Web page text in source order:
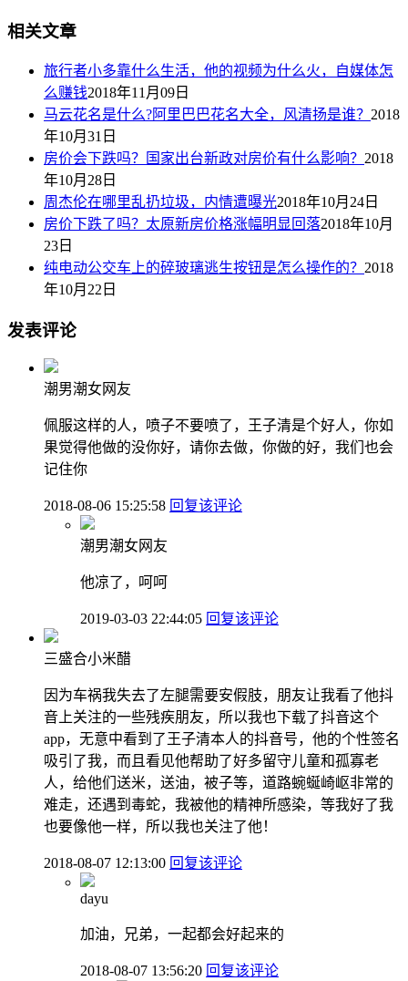
相关文章
旅行者小多靠什么生活，他的视频为什么火，自媒体怎
么赚钱2018年11月09日
马云花名是什么?阿里巴巴花名大全，风清扬是谁？ 2018
年10月31日
房价会下跌吗？国家出台新政对房价有什么影响？ 2018
年10月28日
周杰伦在哪里乱扔垃圾，内情遭曝光2018年10月24日
房价下跌了吗？太原新房价格涨幅明显回落2018年10月
23日
纯电动公交车上的碎玻璃逃生按钮是怎么操作的？ 2018
年10月22日
发表评论
潮男潮女网友
佩服这样的人，喷子不要喷了，王子清是个好人，你如
果觉得他做的没你好，请你去做，你做的好，我们也会
记住你
2018-08-06 15:25:58 回复该评论
潮男潮女网友
他凉了，呵呵
2019-03-03 22:44:05 回复该评论
三盛合小米醋
因为车祸我失去了左腿需要安假肢，朋友让我看了他抖
音上关注的一些残疾朋友，所以我也下载了抖音这个
app，无意中看到了王子清本人的抖音号，他的个性签名
吸引了我，而且看见他帮助了好多留守儿童和孤寡老
人，给他们送米，送油，被子等，道路蜿蜒崎岖非常的
难走，还遇到毒蛇，我被他的精神所感染，等我好了我
也要像他一样，所以我也关注了他！
2018-08-07 12:13:00 回复该评论
dayu
加油，兄弟，一起都会好起来的
2018-08-07 13:56:20 回复该评论